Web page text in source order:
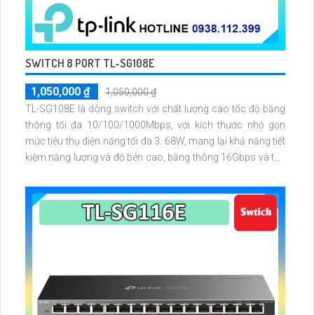
SWITCH 8 PORT TL-SG108E
1,050,000 ₫
1,050,000 ₫
TL-SG108E là dòng switch với chất lượng cao tốc độ băng
thông tối đa 10/100/1000Mbps, với kích thước nhỏ gọn
mức tiêu thụ điện năng tối đa 3. 68W, mang lại khả năng tiết
kiệm năng lượng và độ bên cao, băng thông 16Gbps và tốc